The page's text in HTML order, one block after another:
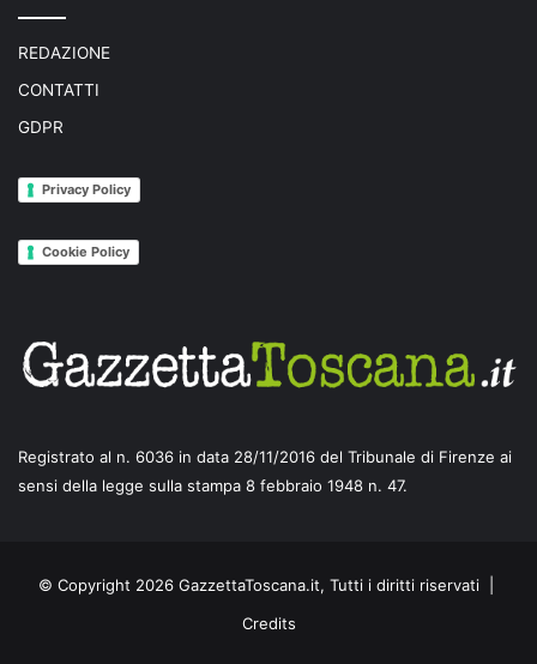
REDAZIONE
CONTATTI
GDPR
Privacy Policy
Cookie Policy
Registrato al n. 6036 in data 28/11/2016 del Tribunale di Firenze ai
sensi della legge sulla stampa 8 febbraio 1948 n. 47.
© Copyright 2026 GazzettaToscana.it, Tutti i diritti riservati |
Credits